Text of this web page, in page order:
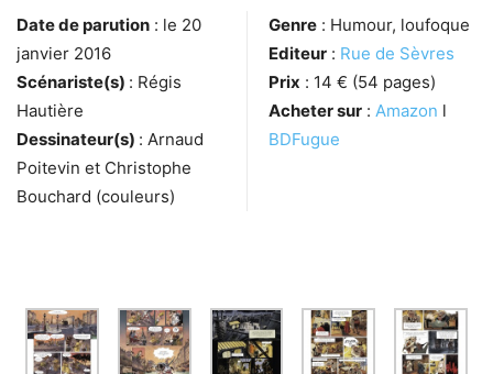
Date de parution : le 20
janvier 2016
Scénariste(s) : Régis
Hautière
Dessinateur(s) : Arnaud
Poitevin et Christophe
Bouchard (couleurs)
Genre : Humour, loufoque
Editeur : Rue de Sèvres
Prix : 14 € (54 pages)
Acheter sur : Amazon l
BDFugue